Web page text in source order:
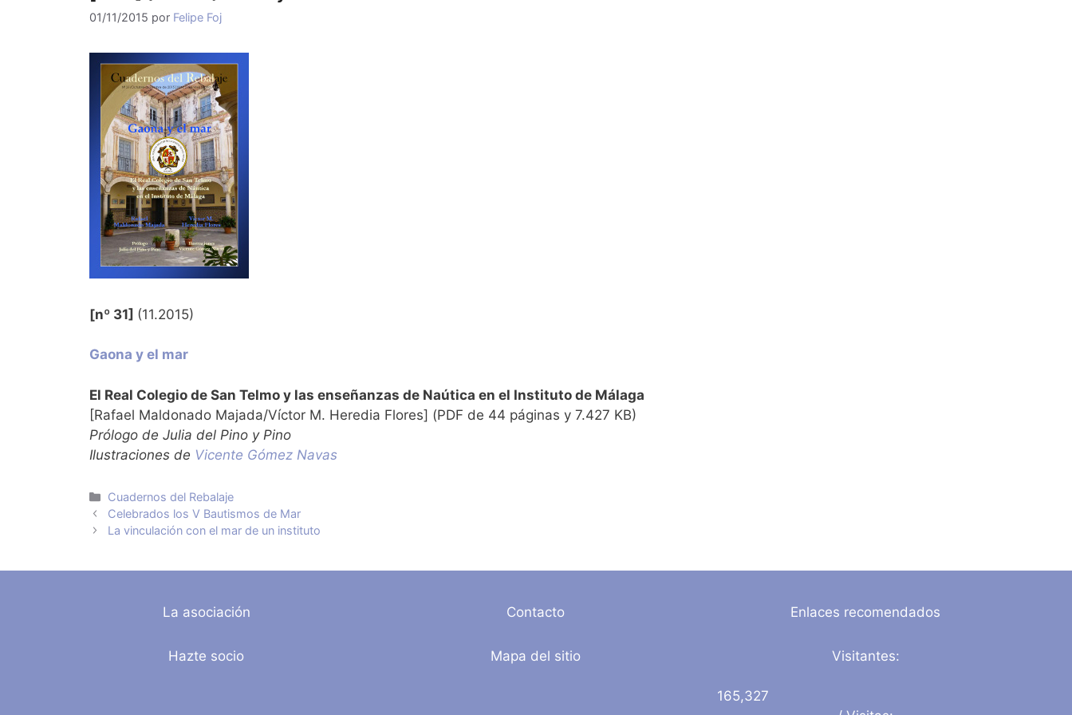
01/11/2015 por Felipe Foj
[nº 31] (11.2015)
Gaona y el mar
El Real Colegio de San Telmo y las enseñanzas de Naútica en el Instituto de Málaga
[Rafael Maldonado Majada/Víctor M. Heredia Flores] (PDF de 44 páginas y 7.427 KB)
Prólogo de Julia del Pino y Pino
Ilustraciones de Vicente Gómez Navas
Categorías
Cuadernos del Rebalaje
Celebrados los V Bautismos de Mar
La vinculación con el mar de un instituto
La asociación
Hazte socio
Contacto
Mapa del sitio
Enlaces recomendados
Visitantes:
165,327